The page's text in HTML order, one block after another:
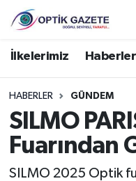
İlkelerimiz Haberler
HABERLER GÜNDEM
SILMO
Fuarından
SILMO 2025 Optik
Nöbetçi Eczaneler
Hava Durumu
İstanbul Namaz